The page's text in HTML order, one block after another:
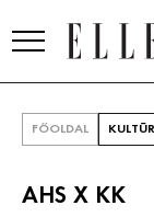
FŐOLDAL
AHS X KK